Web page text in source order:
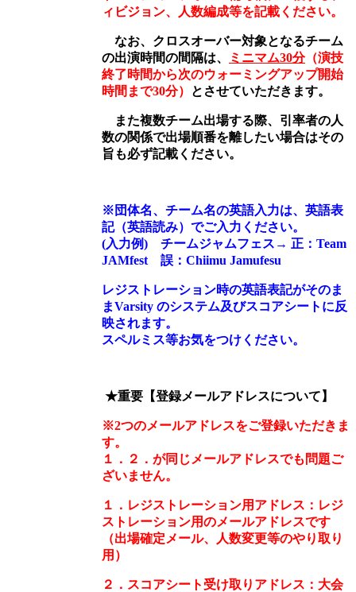
ィビジョン、人数編成等を記載ください。
なお、クロスオーバー対象となるチーム
の出演時間の間隔は、
ミニマム30分（演技
終了時間から次のウォーミングアップ開始
時間まで30分）
とさせていただきます。
また複数チーム出場する際、引率者の人
数の関係で出場順番を離したい場合はその
旨も必ず記載ください。
※団体名、チーム名の英語入力は、英語表
記（英語読み）でご入力ください。
(入力例) チームジャムフェス→ 正：Team
JAMfest 誤：Chiimu Jamufesu
レジストレーション時の英語表記がそのま
まVarsity のシステム及びスコアシートに反
映されます。
スペルミス等お気をつけください。
★重要【登録メールアドレスについて】
※2つのメールアドレスをご登録いただきま
す。
１．２．が同じメールアドレスでも問題ご
ざいません。
１．レジストレーション用アドレス：レジ
ストレーション用のメールアドレスです
（出場確定メール、人数変更等のやり取り
用）
２．スコアシート受け取りアドレス：大会